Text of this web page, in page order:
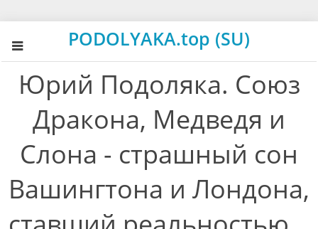
PODOLYAKA.top (SU)
Юрий Подоляка. Союз
Дракона, Медведя и
Слона - страшный сон
Вашингтона и Лондона,